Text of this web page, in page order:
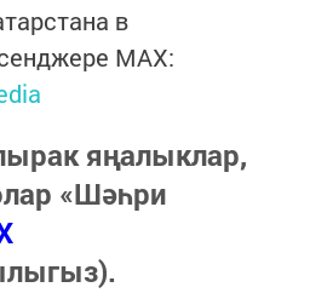
в
MАХ:
яңалыклар,
«Шәһри